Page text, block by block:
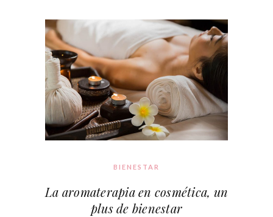
BIENESTAR
La aromaterapia en cosmética, un
plus de bienestar